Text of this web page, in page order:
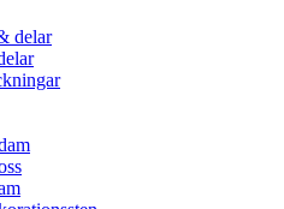
delar